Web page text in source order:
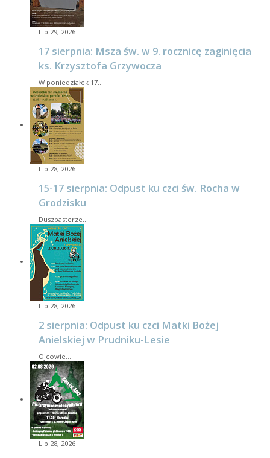
Lip 29, 2026
17 sierpnia: Msza św. w 9. rocznicę zaginięcia
ks. Krzysztofa Grzywocza
W poniedziałek 17…
Lip 28, 2026
15-17 sierpnia: Odpust ku czci św. Rocha w
Grodzisku
Duszpasterze…
Lip 28, 2026
2 sierpnia: Odpust ku czci Matki Bożej
Anielskiej w Prudniku-Lesie
Ojcowie…
Lip 28, 2026